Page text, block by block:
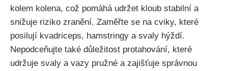
kolem kolena, což pomáhá ‌udržet kloub stabilní⁤ a
snižuje riziko zranění. Zaměřte se na cviky, které
posilují kvadriceps, hamstringy a svaly hýždí.
Nepodceňujte také důležitost protahování, které
udržuje svaly a vazy pružné a zajišťuje správnou